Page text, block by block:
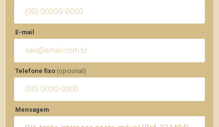
E-mail
Telefone fixo (opcional)
Mensagem